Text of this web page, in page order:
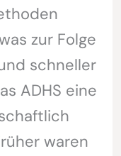
zur Folge
schneller
ADHS eine
waren